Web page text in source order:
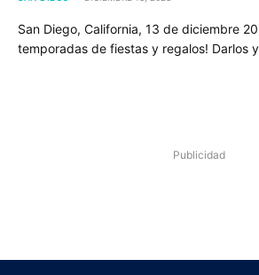
San Diego, California, 13 de diciembre
temporadas de fiestas y regalos! Darlos
Publicidad